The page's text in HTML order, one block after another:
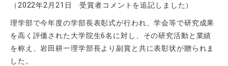
（2022年2月21日 受賞者コメントを追記しました）
理学部で今年度の学部長表彰式が行われ、学会等で研究成果
を高く評価された大学院生6名に対し、その研究活動と業績
を称え、岩田耕一理学部長より副賞と共に表彰状が贈られま
した。